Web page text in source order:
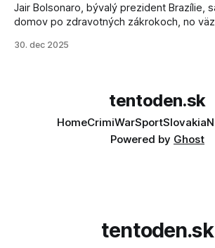
Jair Bolsonaro, bývalý prezident Brazílie,
domov po zdravotných zákrokoch, no
30. dec 2025
tentoden.sk
HomeCrimiWarSportSlovakia
Powered by Ghost
tentoden.sk